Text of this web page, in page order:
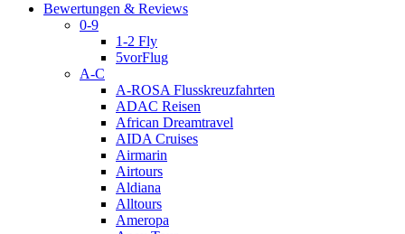
Bewertungen & Reviews
0-9
1-2 Fly
5vorFlug
A-C
A-ROSA Flusskreuzfahrten
ADAC Reisen
African Dreamtravel
AIDA Cruises
Airmarin
Airtours
Aldiana
Alltours
Ameropa